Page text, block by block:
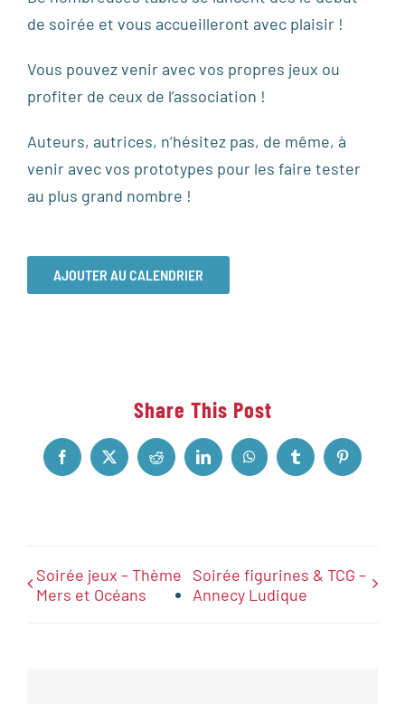
de soirée et vous accueilleront avec plaisir !
Vous pouvez venir avec vos propres jeux ou
profiter de ceux de l’association !
Auteurs, autrices, n’hésitez pas, de même, à
venir avec vos prototypes pour les faire tester
au plus grand nombre !
AJOUTER AU CALENDRIER
Share This Post
Facebook
X Reddit LinkedInWhatsAppTumblr Pinterest
Soirée jeux – Thème
Mers et Océans
Soirée figurines & TCG –
Annecy Ludique